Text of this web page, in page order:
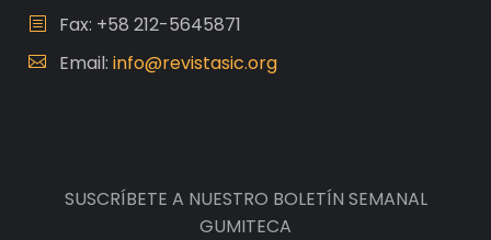
Fax: +58 212-5645871
Email: info@revistasic.org
SUSCRÍBETE A NUESTRO BOLETÍN SEMANAL
GUMITECA